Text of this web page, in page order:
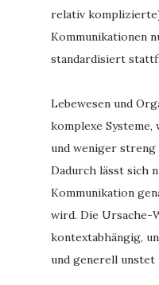
relativ
Kommunikationen
standardisiert
Lebewesen und
komplexe
und weniger
Dadurch lässt sich
Kommunikation
wird. Die Ursache-
kontextabhängig,
und generell unstet